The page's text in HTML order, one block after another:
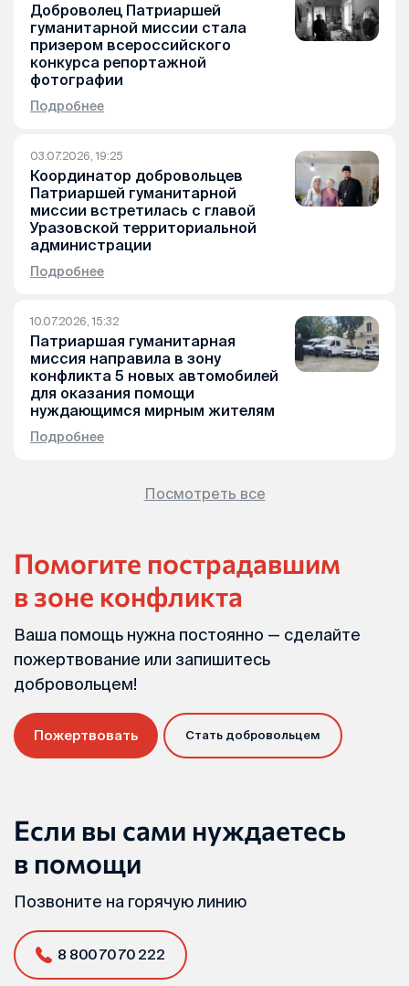
Доброволец Патриаршей
гуманитарной миссии стала
призером всероссийского
конкурса репортажной
фотографии
Подробнее
03.07.2026, 19:25
Координатор добровольцев
Патриаршей гуманитарной
миссии встретилась с главой
Уразовской территориальной
администрации
Подробнее
10.07.2026, 15:32
Патриаршая гуманитарная
миссия направила в зону
конфликта 5 новых автомобилей
для оказания помощи
нуждающимся мирным жителям
Подробнее
Посмотреть все
Помогите пострадавшим
в зоне конфликта
Ваша помощь нужна постоянно — сделайте
пожертвование или запишитесь
добровольцем!
Пожертвовать Стать добровольцем
Если вы сами нуждаетесь
в помощи
Позвоните на горячую линию
8 800 70 70 222